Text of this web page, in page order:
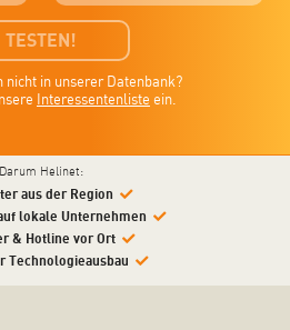
TESTEN!
nicht in unserer Datenbank?
Interessentenliste ein.
Darum Helinet:
aus der Region
lokale Unternehmen
& Hotline vor Ort
Technologieausbau